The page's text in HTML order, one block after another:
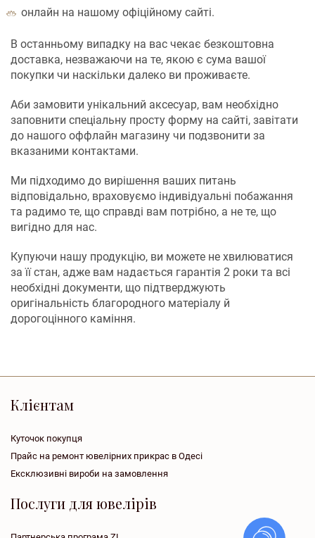
онлайн на нашому офіційному сайті.
В останньому випадку на вас чекає безкоштовна
доставка, незважаючи на те, якою є сума вашої
покупки чи наскільки далеко ви проживаєте.
Аби замовити унікальний аксесуар, вам необхідно
заповнити спеціальну просту форму на сайті, завітати
до нашого оффлайн магазину чи подзвонити за
вказаними контактами.
Ми підходимо до вирішення ваших питань
відповідально, враховуємо індивідуальні побажання
та радимо те, що справді вам потрібно, а не те, що
вигідно для нас.
Купуючи нашу продукцію, ви можете не хвилюватися
за її стан, адже вам надається гарантія 2 роки та всі
необхідні документи, що підтверджують
оригінальність благородного матеріалу й
дорогоцінного каміння.
Клієнтам
Куточок покупця
Прайс на ремонт ювелірних прикрас в Одесі
Ексклюзивні вироби на замовлення
Послуги для ювелірів